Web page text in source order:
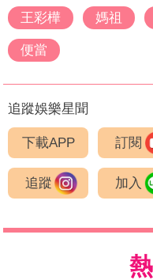
王彩樺
媽祖
便當
追蹤娛樂星聞
下載APP 訂閱
追蹤 加入